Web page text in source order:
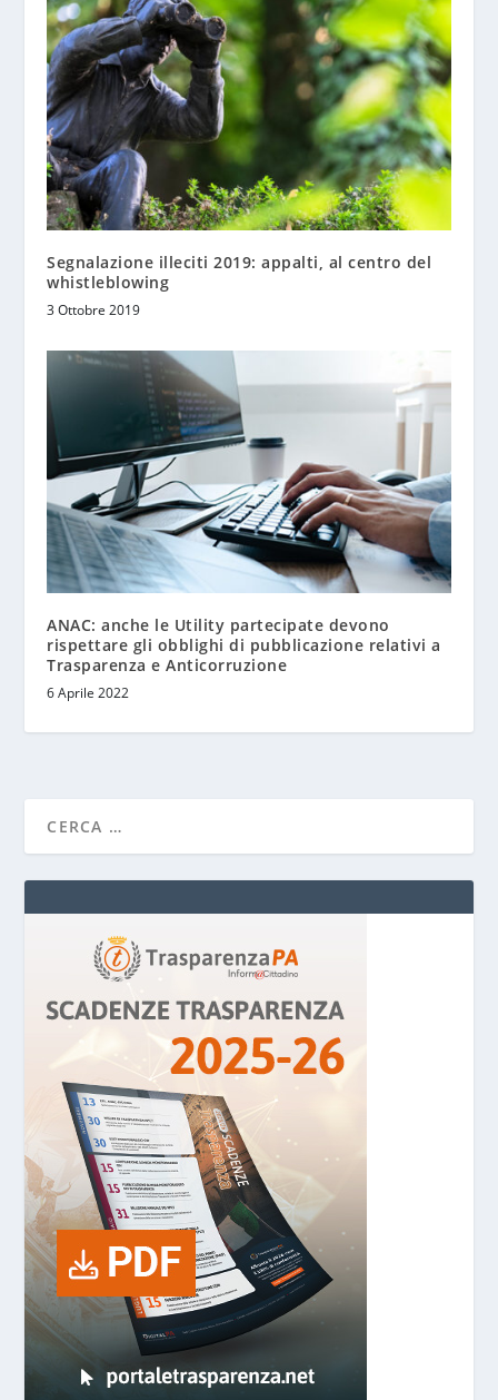
Segnalazione illeciti 2019: appalti, al centro del
whistleblowing
3 Ottobre 2019
ANAC: anche le Utility partecipate devono
rispettare gli obblighi di pubblicazione relativi a
Trasparenza e Anticorruzione
6 Aprile 2022